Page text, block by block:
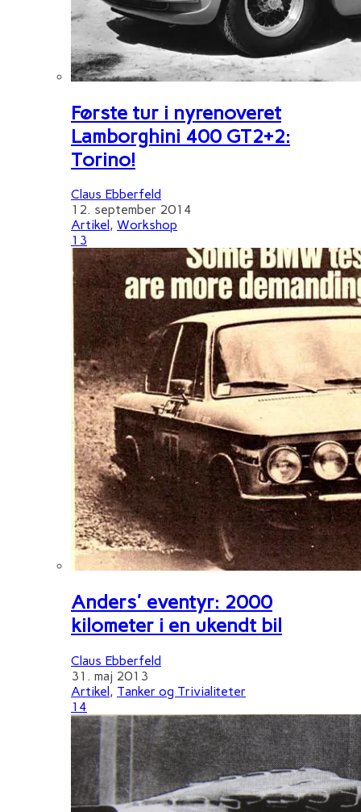
Første tur i nyrenoveret
Lamborghini 400 GT2+2:
Torino!
Claus Ebberfeld
12. september 2014
Artikel , Workshop
13
Anders' eventyr: 2000
kilometer i en ukendt bil
Claus Ebberfeld
31. maj 2013
Artikel , Tanker og Trivialiteter
14